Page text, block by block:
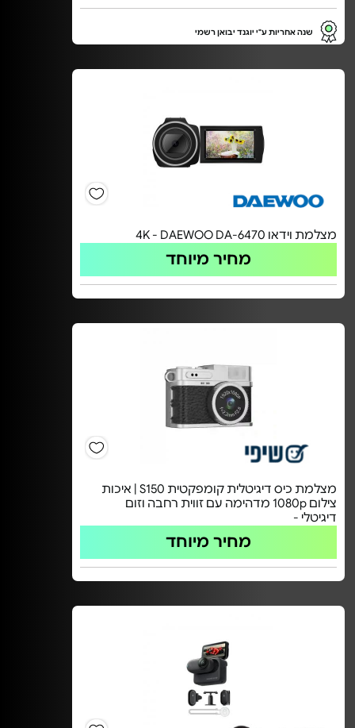
שנה אחריות ע"י יוגנד יבואן רשמי
מצלמת וידאו 4K - DAEWOO DA-6470
מחיר מיוחד
מצלמת כיס דיגיטלית קומפקטית S150 | איכות
צילום 1080p מדהימה עם זווית רחבה וזום
דיגיטלי -
מחיר מיוחד